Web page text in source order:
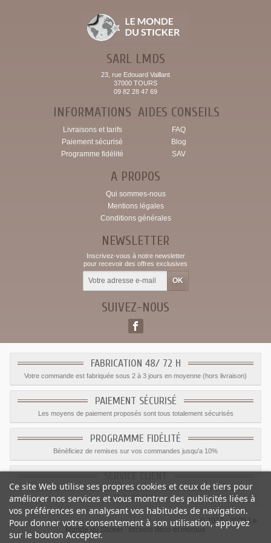
SARL LMDS
23, rue Edouard Vaillant
37000 TOURS
09 82 28 47 69
INFORMATIONS
Livraisons et tarifs
Paiement sécurisé
Programme fidélité
AIDES CONSEILS
FAQ
Blog
SAV
A PROPOS
Qui sommes-nous
Mentions légales
Conditions générales
NEWSLETTER
Inscrivez-vous à notre newsletter
pour recevoir des offres exclusives
SUIVEZ-NOUS
FABRICATION 48/ 72 H
Votre commande est fabriquée sous 2 à 3 jours en moyenne (hors livraison)
PAIEMENT SÉCURISÉ
Les moyens de paiement proposés sont tous totalement sécurisés
PROGRAMME FIDÉLITÉ
Bénéficiez de remises sur vos commandes jusqu'a 10%
Le service client est a votre disposition du lundi au vendredi de 8h à 17h
09.82.28.47.69.
© 2012 - 2026 Le
Monde du Sticker :
stickers déco et muraux
Ce site Web utilise ses propres cookies et ceux de tiers pour
améliorer nos services et vous montrer des publicités liées à
vos préférences en analysant vos habitudes de navigation.
Pour donner votre consentement à son utilisation, appuyez
sur le bouton Accepter.